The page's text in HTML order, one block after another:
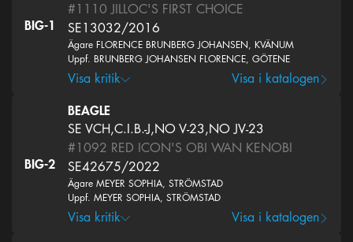
BIG-1
#1110 JILLOC'S FIRST CHOICE
SE13032/2016
Ägare FLORENCE BRUNBERG JOHANSEN, KVÄNUM
Uppf. BRUNBERG JOHANSEN FLORENCE, GÖTENE
Visa kritik Visa i katalogen
BIG-2
BEAGLE
SE VCH,C.I.B.-J,NO V-23,NO JV-23
#1092 RED ICON'S OBI WAN KENOBI
SE42675/2022
Ägare MEYER SOPHIA, STRÖMSTAD
Uppf. MEYER SOPHIA, STRÖMSTAD
Visa kritik Visa i katalogen